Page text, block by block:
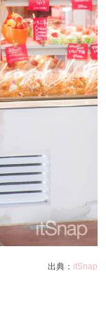
出典： itSnap